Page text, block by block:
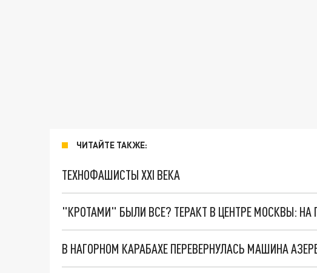
ЧИТАЙТЕ ТАКЖЕ:
ТЕХНОФАШИСТЫ XXI ВЕКА
"КРОТАМИ" БЫЛИ ВСЕ? ТЕРАКТ В ЦЕНТРЕ МОСКВЫ:
В НАГОРНОМ КАРАБАХЕ ПЕРЕВЕРНУЛАСЬ МАШИНА